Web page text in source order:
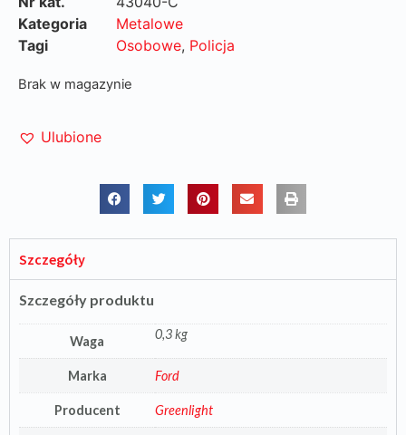
Kategoria
Metalowe
Tagi
Osobowe, Policja
Brak w magazynie
Ulubione
Szczegóły
Szczegóły produktu
Waga 0,3 kg
Marka Ford
Producent Greenlight